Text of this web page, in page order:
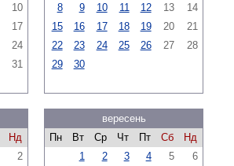
10
17
24
31
8
9 10 11 12 13
14
15
16 17 18 19 20
21
22
23 24 25 26 27
28
29
30
Нд
2
вересень
Пн
Вт Ср Чт Пт Сб
Нд
1
2 3 4 5
6